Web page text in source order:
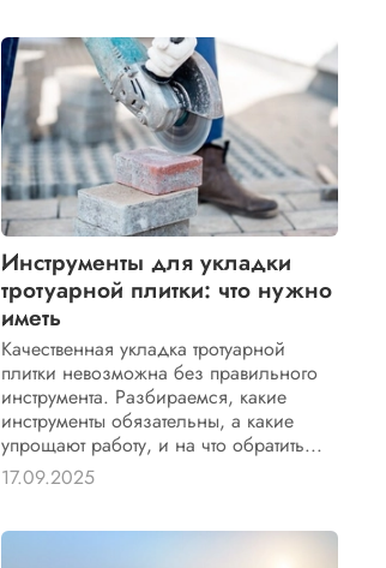
Инструменты для укладки
тротуарной плитки: что нужно
иметь
Качественная укладка тротуарной
плитки невозможна без правильного
инструмента. Разбираемся, какие
инструменты обязательны, а какие
упрощают работу, и на что обратить...
17.09.2025